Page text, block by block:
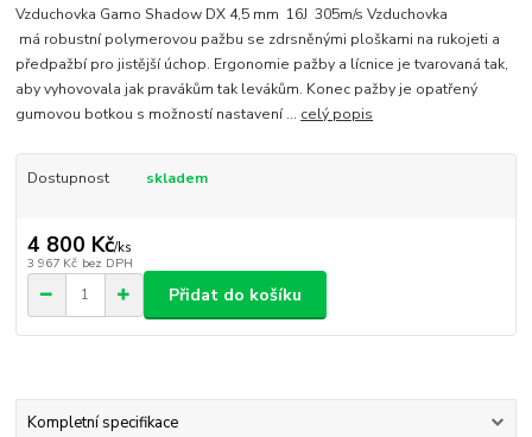
Vzduchovka Gamo Shadow DX 4,5 mm 16J 305m/s Vzduchovka
má robustní polymerovou pažbu se zdrsněnými ploškami na rukojeti a
předpažbí pro jistější úchop. Ergonomie pažby a lícnice je tvarovaná tak,
aby vyhovovala jak pravákům tak levákům. Konec pažby je opatřený
gumovou botkou s možností nastavení ... celý popis
Dostupnost skladem
4 800 Kč/ks
3 967 Kč bez DPH
Přidat do košíku
Kompletní specifikace